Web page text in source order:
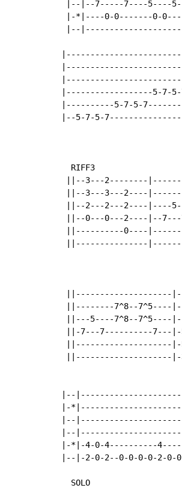
|--|--7-----7----5----
|-*|----0-0-------0-
|--
|------------------5-7-
|----------5-7-5-
|--5-7-5-
  RIFF3
||--3---2--------
||--3---3---2----
||--2---2---2----|----
||--0---0---2----|--7---
||----------0----
||---------------
||--------------------
||--------7^8--
||---5----7^8--
||-7---7----------7---|-
||--------------------|-5-
||--------------------|-3-
|--
|-
|--
|--
|-*|-4-0-4----------
|--|-2-0-2--0-0-0-0-2-
  SOLO